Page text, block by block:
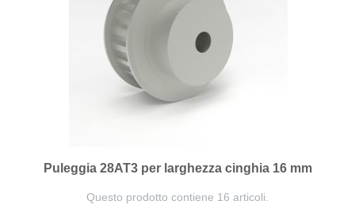
Puleggia 28AT3 per larghezza cinghia 16 mm
Questo prodotto contiene 16 articoli.